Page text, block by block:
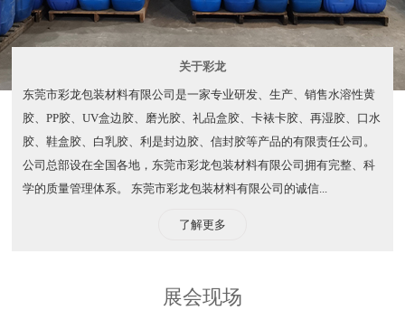
关于彩龙
东莞市彩龙包装材料有限公司是一家专业研发、生产、销售水溶性黄
胶、PP胶、UV盒边胶、磨光胶、礼品盒胶、卡裱卡胶、再湿胶、口水
胶、鞋盒胶、白乳胶、利是封边胶、信封胶等产品的有限责任公司。
公司总部设在全国各地，东莞市彩龙包装材料有限公司拥有完整、科
学的质量管理体系。 东莞市彩龙包装材料有限公司的诚信...
了解更多
展会现场